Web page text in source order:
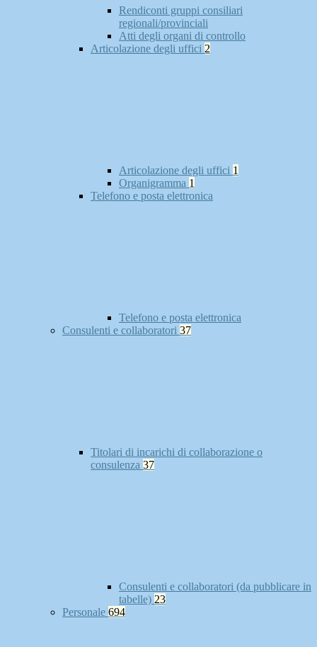
Rendiconti gruppi consiliari
regionali/provinciali
Atti degli organi di controllo
Articolazione degli uffici 2
Articolazione degli uffici 1
Organigramma 1
Telefono e posta elettronica
Telefono e posta elettronica
Consulenti e collaboratori 37
Titolari di incarichi di collaborazione o
consulenza 37
Consulenti e collaboratori (da pubblicare in
tabelle) 23
Personale 694